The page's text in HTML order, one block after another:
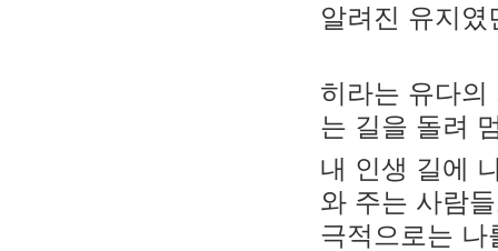
알려진 유지
히라는 유다
는 길을 돌려
내 인생 길에
와 주는 사람
극적으로는